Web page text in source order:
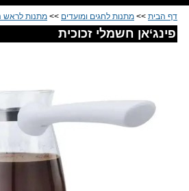
דף הבית >> מתנות לחגים ומועדים >> מתנות לראש
פינג‘אן חשמלי זכוכית